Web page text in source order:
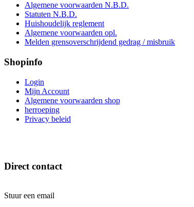
Algemene voorwaarden N.B.D.
Statuten N.B.D.
Huishoudelijk reglement
Algemene voorwaarden opl.
Melden grensoverschrijdend gedrag / misbruik
Shopinfo
Login
Mijn Account
Algemene voorwaarden shop
herroeping
Privacy beleid
Direct contact
Stuur een email